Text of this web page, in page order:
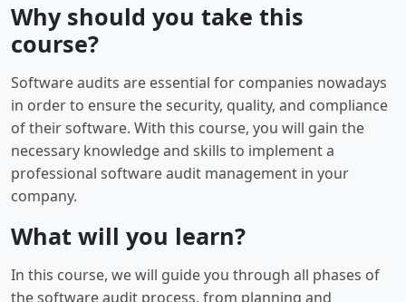
Why should you take this
course?
Software audits are essential for companies nowadays
in order to ensure the security, quality, and compliance
of their software. With this course, you will gain the
necessary knowledge and skills to implement a
professional software audit management in your
company.
What will you learn?
In this course, we will guide you through all phases of
the software audit process, from planning and